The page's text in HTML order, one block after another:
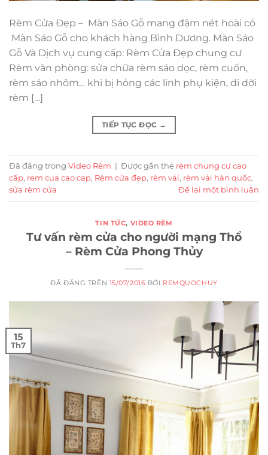
Rèm Cửa Đẹp – Màn Sáo Gỗ mang đậm nét hoài cổ
Màn Sáo Gỗ cho khách hàng Bình Dương. Màn Sáo
Gỗ Và Dịch vụ cung cấp: Rèm Cửa Đẹp chung cư
Rèm văn phòng: sửa chữa rèm sáo dọc, rèm cuốn,
rèm sáo nhôm… khi bị hỏng các linh phụ kiện, di dời
rèm […]
TIẾP TỤC ĐỌC →
Đã đăng trong Video Rèm | Được gắn thẻ rèm chung cư cao
cấp, rem cua cao cap, Rèm cửa đẹp, rèm vải, rèm vải hàn quốc,
sửa rèm cửa
Để lại một bình luận
TIN TỨC, VIDEO RÈM
Tư vấn rèm cửa cho người mạng Thổ
– Rèm Cửa Phong Thủy
ĐÃ ĐĂNG TRÊN 15/07/2016 BỞI REMQUOCHUY
15
Th7